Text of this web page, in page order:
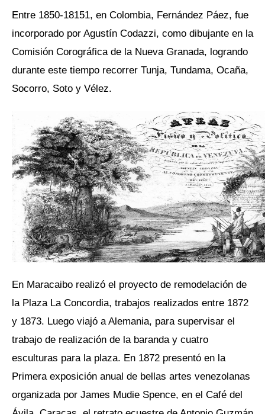
Entre 1850-18151, en Colombia, Fernández Páez, fue
incorporado por Agustín Codazzi, como dibujante en la
Comisión Corográfica de la Nueva Granada, logrando
durante este tiempo recorrer Tunja, Tundama, Ocaña,
Socorro, Soto y Vélez.
En Maracaibo realizó el proyecto de remodelación de
la Plaza La Concordia, trabajos realizados entre 1872
y 1873. Luego viajó a Alemania, para supervisar el
trabajo de realización de la baranda y cuatro
esculturas para la plaza. En 1872 presentó en la
Primera exposición anual de bellas artes venezolanas
organizada por James Mudie Spence, en el Café del